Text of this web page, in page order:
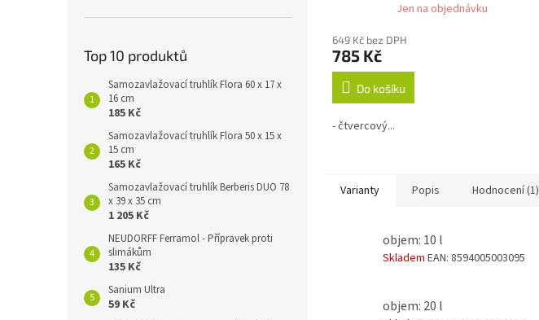
Top 10 produktů
Samozavlažovací truhlík Flora 60 x 17 x
16 cm
185 Kč
Samozavlažovací truhlík Flora 50 x 15 x
15 cm
165 Kč
Samozavlažovací truhlík Berberis DUO 78
x 39 x 35 cm
1 205 Kč
NEUDORFF Ferramol - Přípravek proti
slimákům
135 Kč
Sanium Ultra
59 Kč
Jen na objednávku
649 Kč bez DPH
785 Kč
Do košíku
- čtvercový...
Varianty Popis Hodnocení (1)
objem: 10 l
Skladem EAN: 8594005003095
objem: 20 l